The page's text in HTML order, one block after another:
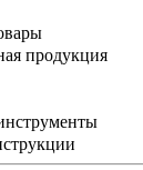
продукция